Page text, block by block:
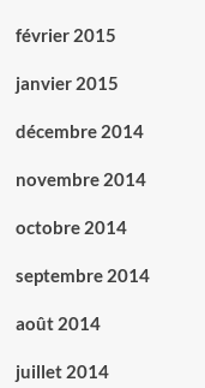
février 2015
janvier 2015
décembre 2014
novembre 2014
octobre 2014
septembre 2014
août 2014
juillet 2014